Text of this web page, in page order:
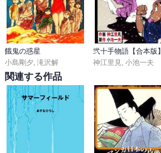
餓鬼の惑星
小島剛夕 滝沢解
弐十手物語【合本版】
神江里見
小池一夫
関連する作品